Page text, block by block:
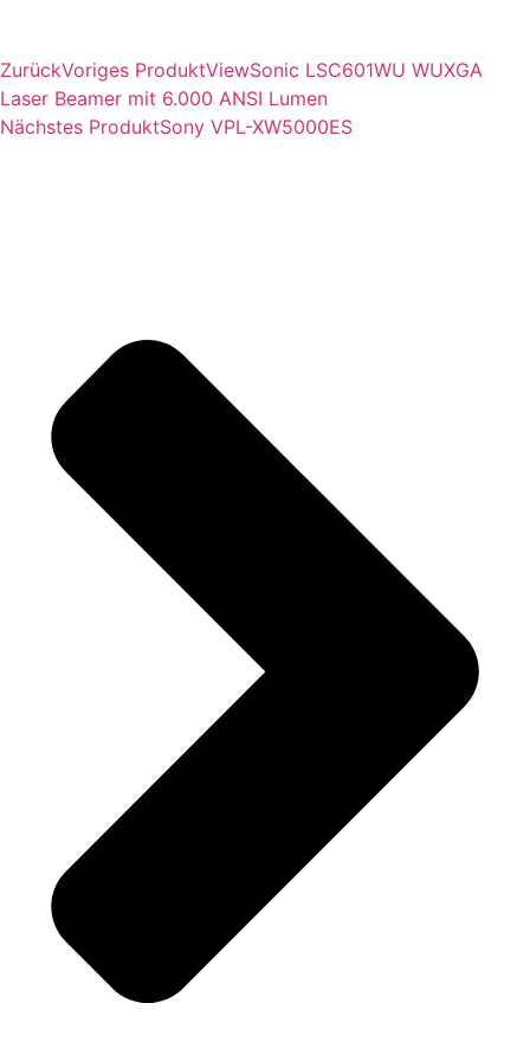
ZurückVoriges ProduktViewSonic LSC601WU WUXGA
Laser Beamer mit 6.000 ANSI Lumen
Nächstes ProduktSony VPL-XW5000ES